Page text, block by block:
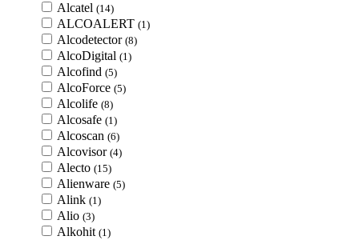
Alcatel (14)
ALCOALERT (1)
Alcodetector (8)
AlcoDigital (1)
Alcofind (5)
AlcoForce (5)
Alcolife (8)
Alcosafe (1)
Alcoscan (6)
Alcovisor (4)
Alecto (15)
Alienware (5)
Alink (1)
Alio (3)
Alkohit (1)